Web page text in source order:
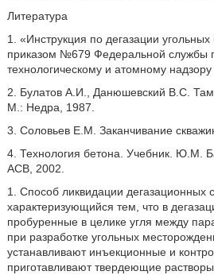
Литература
1. «Инструкция по дегазации
приказом №679 Федеральной службы
технологическому и атомному надзору
2. Булатов А.И., Данюшевский B.C.
М.: Недра, 1987.
3. Соловьев Е.М. Заканчивание
4. Технология бетона. Учебник. Ю.М.
АСВ, 2002.
1. Способ ликвидации дегазационных
характеризующийся тем, что в
пробуренные в целике угля между
при разработке угольных
устанавливают инъекционные и
приготавливают твердеющие